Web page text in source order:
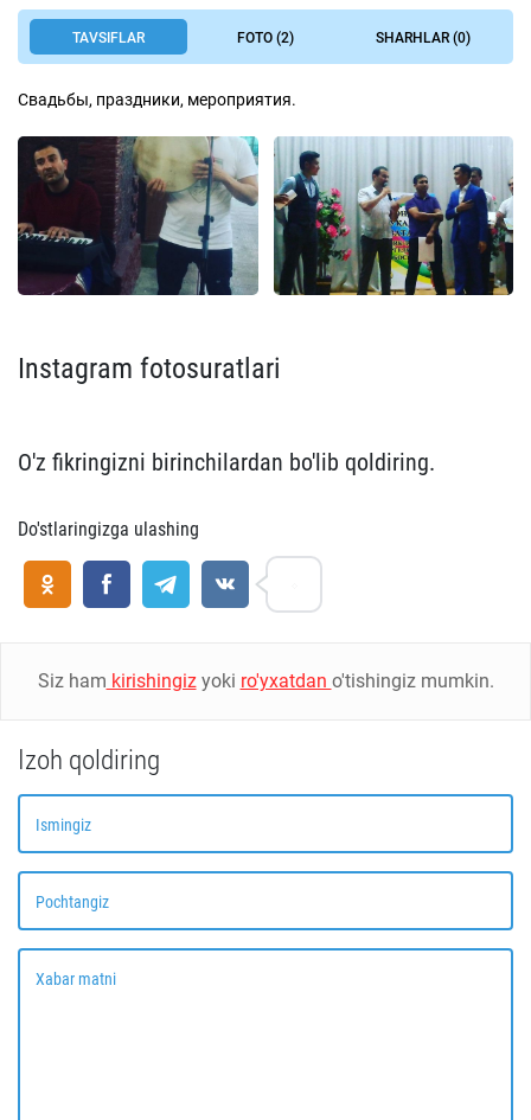
TAVSIFLAR FOTO (2) SHARHLAR (0)
Свадьбы, праздники, мероприятия.
Instagram fotosuratlari
O'z fikringizni birinchilardan bo'lib qoldiring.
Do'stlaringizga ulashing
Siz ham kirishingizyoki ro'yxatdan o'tishingiz mumkin.
Izoh qoldiring
Ismingiz
Pochtangiz
Xabar matni